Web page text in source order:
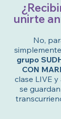
unirte
No,
grupo
CON
clase LIVE
se